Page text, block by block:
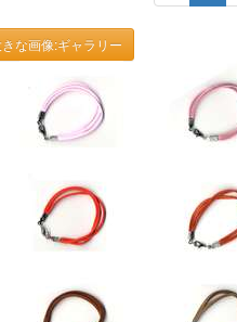
な画像:ギャラリー